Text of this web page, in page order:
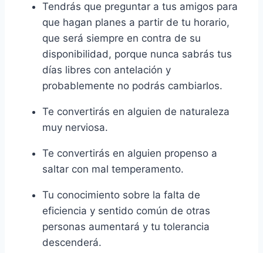
Tendrás que preguntar a tus amigos para
que hagan planes a partir de tu horario,
que será siempre en contra de su
disponibilidad, porque nunca sabrás tus
días libres con antelación y
probablemente no podrás cambiarlos.
Te convertirás en alguien de naturaleza
muy nerviosa.
Te convertirás en alguien propenso a
saltar con mal temperamento.
Tu conocimiento sobre la falta de
eficiencia y sentido común de otras
personas aumentará y tu tolerancia
descenderá.